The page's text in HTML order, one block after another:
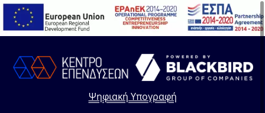
Ψηφιακή Υπογραφή